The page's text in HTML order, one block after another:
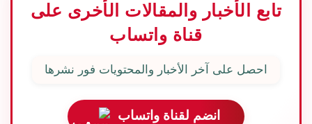
تابع الأخبار والمقالات الأخرى على
قناة واتساب
احصل على آخر الأخبار والمحتويات فور نشرها
انضم لقناة واتساب